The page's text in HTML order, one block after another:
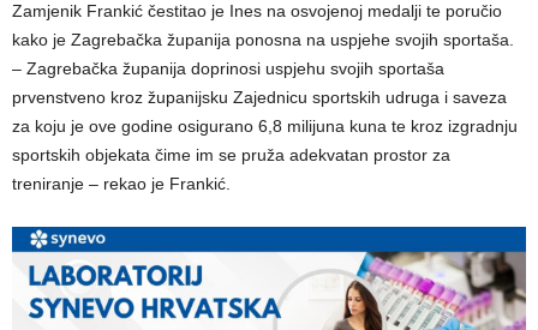
Zamjenik Frankić čestitao je Ines na osvojenoj medalji te poručio
kako je Zagrebačka županija ponosna na uspjehe svojih sportaša.
– Zagrebačka županija doprinosi uspjehu svojih sportaša
prvenstveno kroz županijsku Zajednicu sportskih udruga i saveza
za koju je ove godine osigurano 6,8 milijuna kuna te kroz izgradnju
sportskih objekata čime im se pruža adekvatan prostor za
treniranje – rekao je Frankić.